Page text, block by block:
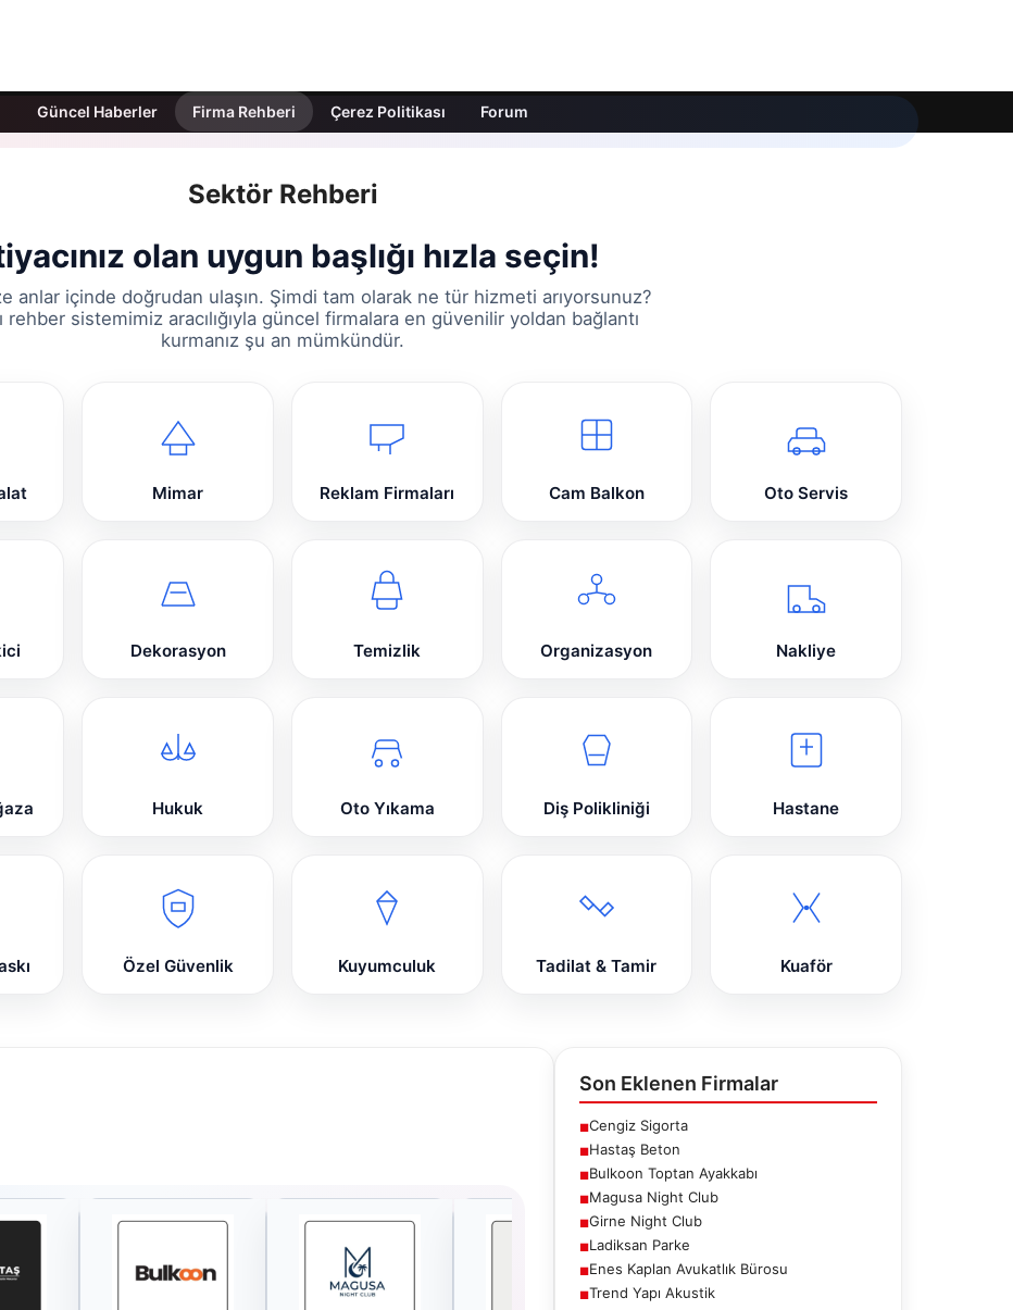
Güncel Haberler Firma Rehberi Çerez Politikası Forum
Sektör Rehberi
olan uygun başlığı hızla seçin!
anlar içinde doğrudan ulaşın. Şimdi tam olarak ne tür hizmeti arıyorsunuz?
rehber sistemimiz aracılığıyla güncel firmalara en güvenilir yoldan bağlantı
kurmanız şu an mümkündür.
Mimar Reklam Firmaları Cam Balkon Oto Servis
Dekorasyon Temizlik Organizasyon Nakliye
Hukuk Oto Yıkama Diş Polikliniği Hastane
Özel Güvenlik Kuyumculuk Tadilat & Tamir Kuaför
Son Eklenen Firmalar
■Cengiz Sigorta
■Hastaş Beton
■Bulkoon Toptan Ayakkabı
■Magusa Night Club
■Girne Night Club
■Ladiksan Parke
■Enes Kaplan Avukatlık Bürosu
■Trend Yapı Akustik